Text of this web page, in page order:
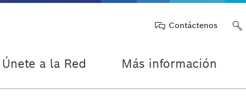
Contáctenos
Únete a la Red Más información